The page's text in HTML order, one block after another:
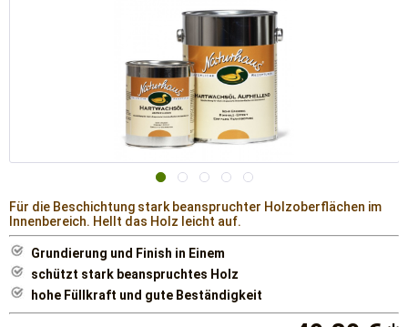
Für die Beschichtung stark beanspruchter Holzoberflächen im
Innenbereich. Hellt das Holz leicht auf.
Grundierung und Finish in Einem
schützt stark beanspruchtes Holz
hohe Füllkraft und gute Beständigkeit